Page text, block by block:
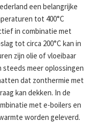
een belangrijke
tot 400°C
in combinatie met
tot circa 200°C kan in
zijn olie of vloeibaar
steeds meer oplossingen
dat zonthermie met
kan dekken. In de
met e-boilers en
worden geleverd.